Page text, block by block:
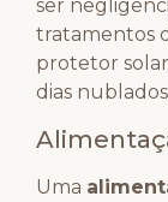
ser
tratamentos
protetor
dias
Uma